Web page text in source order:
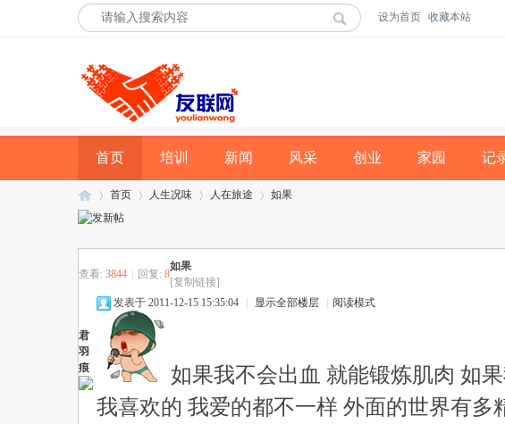
设为首页 收藏本站
首页 培训 新闻 风采 创业 家园 记
友 »
首页
›
人生况味 人在旅途 如果
查看: 3844 回复: 8
如果
[复制链接]
君
羽
痕
发表于 2011-12-15 15:35:04 显示全部楼层 阅读模式
如果我不会出血 就能锻炼肌肉 如
我喜欢的 我爱的都不一样 外面的世界有